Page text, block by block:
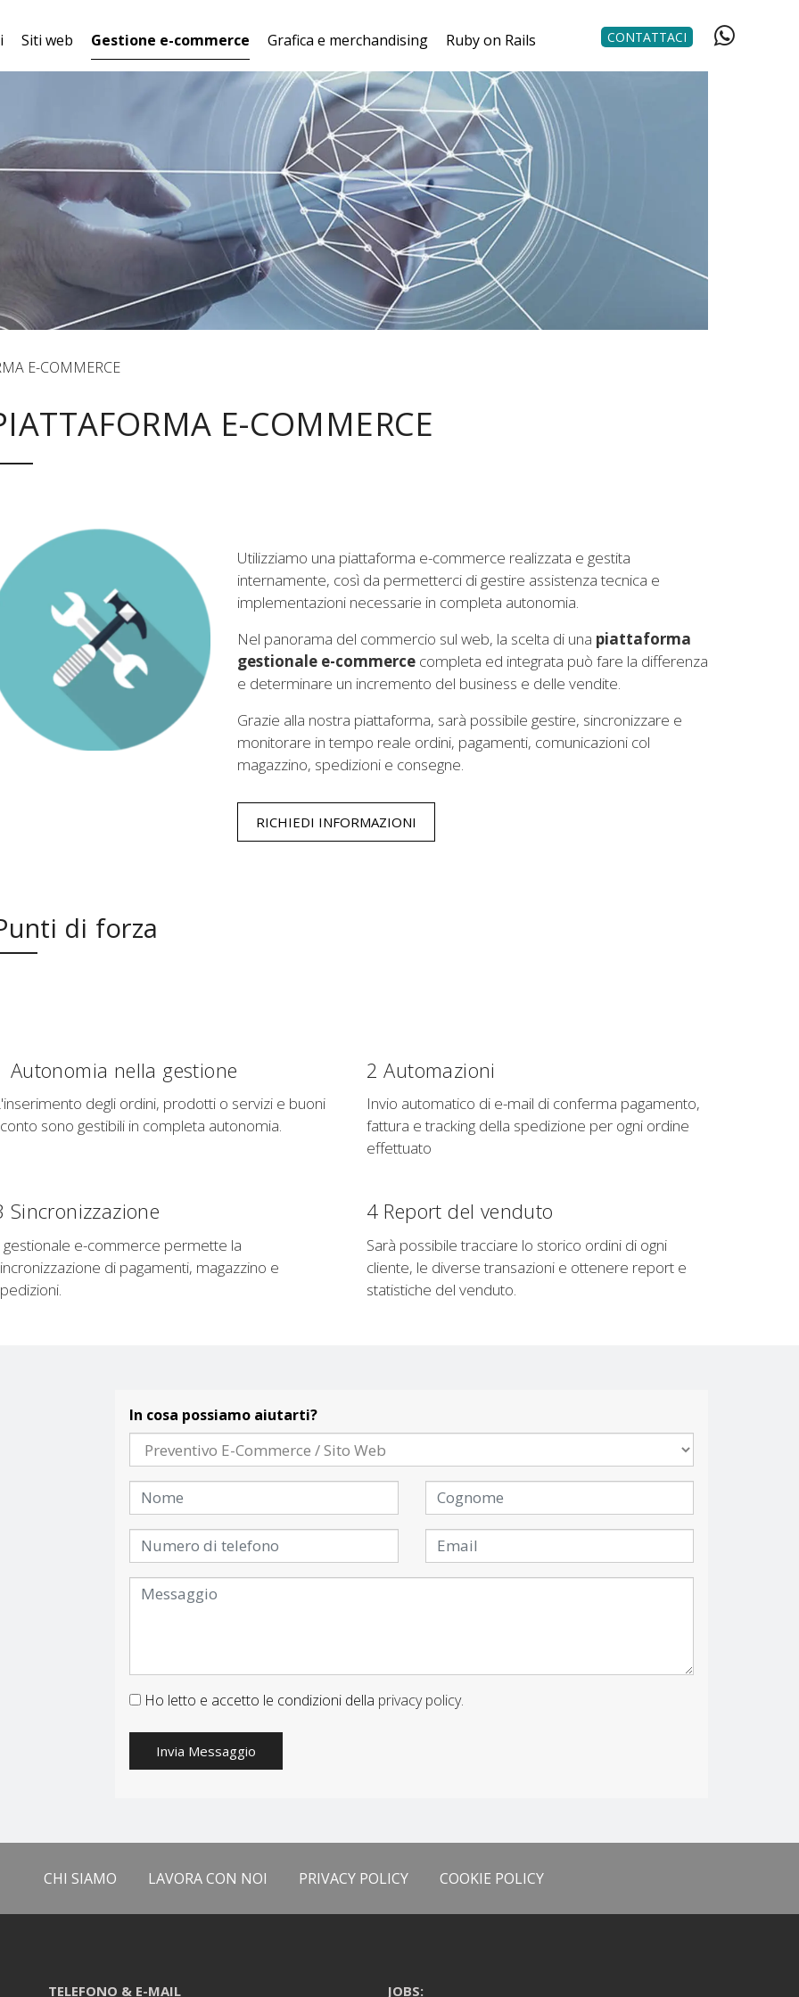
Siti web
SEO E VISIBILITÀ
ONLINE
App mobile
Gestione e-commerce
PIATTAFORMA E-
MAGAZZINO
SPEDIZIONI
ASSISTENZA CLIENTI
MARKETING E-
COMMERCE
Grafica e merchandising
MERCHANDISING
WEBSTAR
STAMPA E RICERCA
DEL PRODOTTO
SVILUPPO DEL TUO
BRAND
GADGET
PERSONALIZZATI
ELABORAZIONE
IMMAGINI
Ruby on Rails
Come ti aiutiamo
Programmatore RoR
outsourcing
CONTATTACI
E-COMMERCE
E-COMMERCE
Utilizziamo una piattaforma e-commerce realizzata e gestita
internamente, così da permetterci di gestire assistenza tecnica e
implementazioni necessarie in completa autonomia.
Nel panorama del commercio sul web, la scelta di una piattaforma
gestionale e-commercecompleta ed integrata può fare la differenza
e determinare un incremento del business e delle vendite.
Grazie alla nostra piattaforma, sarà possibile gestire, sincronizzare e
monitorare in tempo reale ordini, pagamenti, comunicazioni col
magazzino, spedizioni e consegne.
RICHIEDI INFORMAZIONI
di forza
Autonomia nella gestione
degli ordini, prodotti o servizi e buoni
sono gestibili in completa autonomia.
2 Automazioni
Invio automatico di e-mail di conferma pagamento,
fattura e tracking della spedizione per ogni ordine
effettuato
Sincronizzazione
gestionale e-commerce permette la
di pagamenti, magazzino e
4 Report del venduto
Sarà possibile tracciare lo storico ordini di ogni
cliente, le diverse transazioni e ottenere report e
statistiche del venduto.
In cosa possiamo aiutarti?
Ho letto e accetto le condizioni della privacy policy.
Invia Messaggio
CHI SIAMO LAVORA CON NOI PRIVACY POLICY COOKIE POLICY
TELEFONO & E-MAIL JOBS: